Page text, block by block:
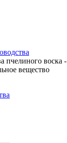
пчелиного воска -
вещество